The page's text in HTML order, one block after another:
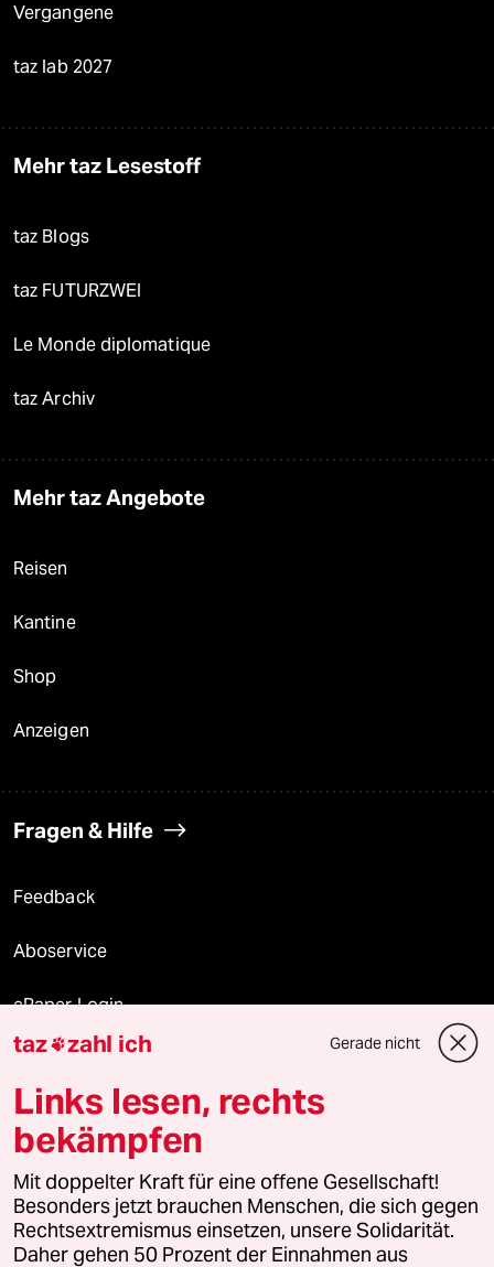
Vergangene
taz lab 2027
Mehr taz Lesestoff
taz Blogs
taz FUTURZWEI
Le Monde diplomatique
taz Archiv
Mehr taz Angebote
Reisen
Kantine
Shop
Anzeigen
Fragen & Hilfe
Feedback
Aboservice
ePaper Login
Downloads für Abonnierende
© 2026 taz Verlags und Vertriebs GmbH
Alle Rechte vorbehalten. Bei rechtlichen Fragen oder für Genehmigungen
wenden Sie sich bitte an
lizenzen@taz.de
taz zahl ich Gerade nicht
Links lesen, rechts
bekämpfen
Mit doppelter Kraft für eine offene Gesellschaft!
Besonders jetzt brauchen Menschen, die sich gegen
Rechtsextremismus einsetzen, unsere Solidarität.
Daher gehen 50 Prozent der Einnahmen aus